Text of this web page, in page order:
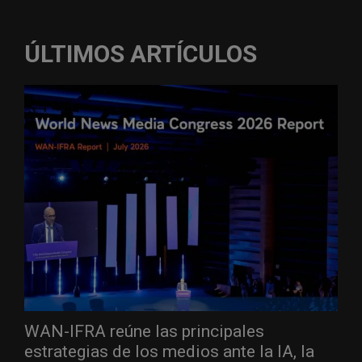
ÚLTIMOS ARTÍCULOS
WAN-IFRA reúne las principales
estrategias de los medios ante la IA, la